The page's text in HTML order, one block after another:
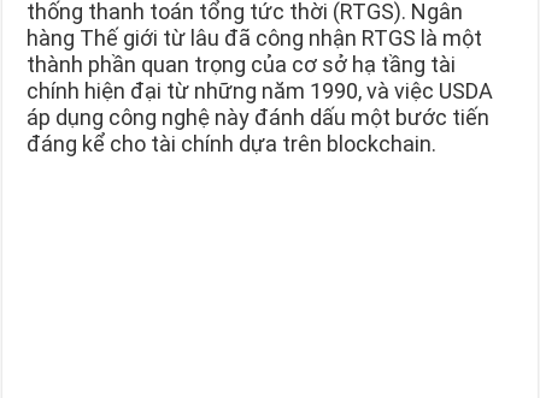
thống thanh toán tổng tức thời (RTGS). Ngân
hàng Thế giới từ lâu đã công nhận RTGS là một
thành phần quan trọng của cơ sở hạ tầng tài
chính hiện đại từ những năm 1990, và việc USDA
áp dụng công nghệ này đánh dấu một bước tiến
đáng kể cho tài chính dựa trên blockchain.